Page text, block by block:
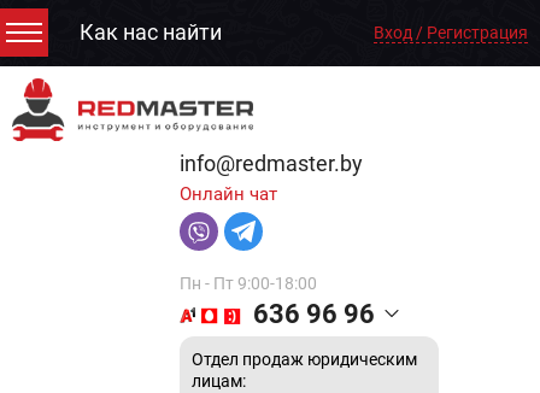
Как нас найти Вход / Регистрация
info@redmaster.by
Онлайн чат
Пн - Пт 9:00-18:00
636 96 96
Отдел продаж юридическим
лицам: